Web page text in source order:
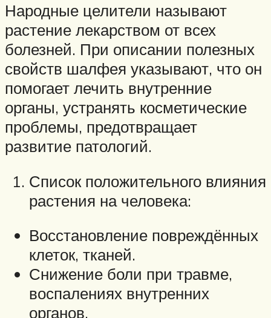
Народные целители называют
растение лекарством от всех
болезней. При описании полезных
свойств шалфея указывают, что он
помогает лечить внутренние
органы, устранять косметические
проблемы, предотвращает
развитие патологий.
Список положительного влияния
растения на человека:
Восстановление повреждённых
клеток, тканей.
Снижение боли при травме,
воспалениях внутренних
органов.